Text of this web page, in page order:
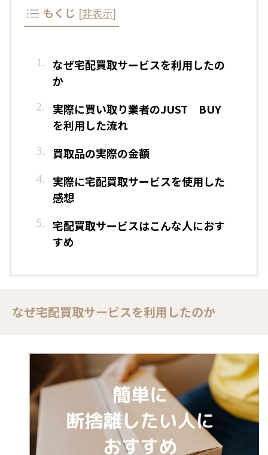
もくじ [非表示]
なぜ宅配買取サービスを利用したの
か
実際に買い取り業者のJUST BUY
を利用した流れ
買取品の実際の金額
実際に宅配買取サービスを使用した
感想
宅配買取サービスはこんな人におす
すめ
なぜ宅配買取サービスを利用したのか